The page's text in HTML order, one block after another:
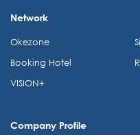
Network
Okezone
Booking Hotel
VISION+
Company Profile